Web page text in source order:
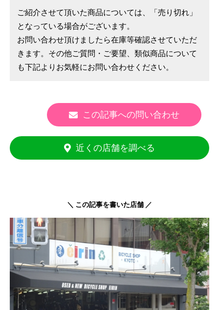
ご紹介させて頂いた商品については、「売り切れ」
となっている場合がございます。
お問い合わせ頂けましたら在庫等確認させていただ
きます。その他ご質問・ご要望、類似商品について
も下記よりお気軽にお問い合わせください。
この記事への問い合わせ
近くの店舗を調べる
＼ この記事を書いた店舗 ／